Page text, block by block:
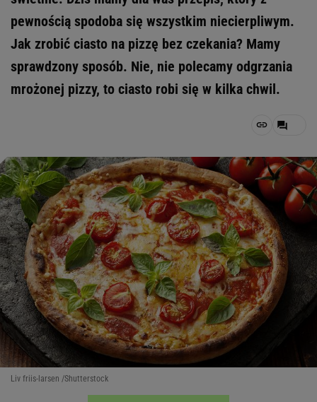
pewnością spodoba się wszystkim niecierpliwym.
Jak zrobić ciasto na pizzę bez czekania? Mamy
sprawdzony sposób. Nie, nie polecamy odgrzania
mrożonej pizzy, to ciasto robi się w kilka chwil.
Liv friis-larsen /Shutterstock